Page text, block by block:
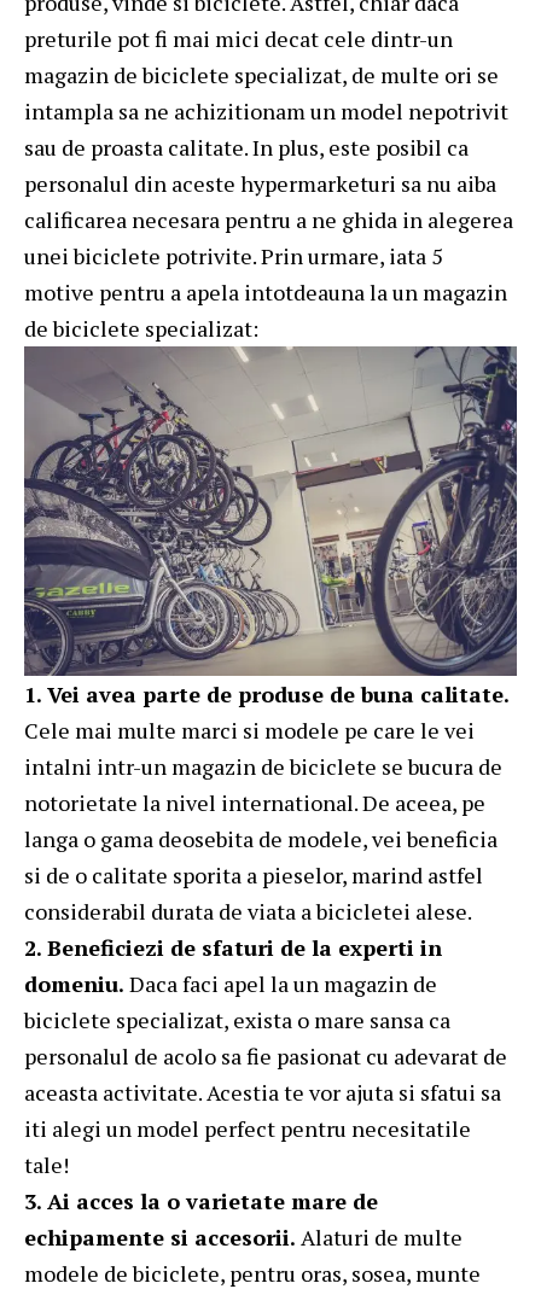
preturile pot fi mai mici decat cele dintr-un
magazin de biciclete specializat, de multe ori se
intampla sa ne achizitionam un model nepotrivit
sau de proasta calitate. In plus, este posibil ca
personalul din aceste hypermarketuri sa nu aiba
calificarea necesara pentru a ne ghida in alegerea
unei biciclete potrivite. Prin urmare, iata 5
motive pentru a apela intotdeauna la un magazin
de biciclete specializat:
1. Vei avea parte de produse de buna calitate.
Cele mai multe marci si modele pe care le vei
intalni intr-un magazin de biciclete se bucura de
notorietate la nivel international. De aceea, pe
langa o gama deosebita de modele, vei beneficia
si de o calitate sporita a pieselor, marind astfel
considerabil durata de viata a bicicletei alese.
2. Beneficiezi de sfaturi de la experti in
domeniu. Daca faci apel la un magazin de
biciclete specializat, exista o mare sansa ca
personalul de acolo sa fie pasionat cu adevarat de
aceasta activitate. Acestia te vor ajuta si sfatui sa
iti alegi un model perfect pentru necesitatile
tale!
3. Ai acces la o varietate mare de
echipamente si accesorii. Alaturi de multe
modele de biciclete, pentru oras, sosea, munte